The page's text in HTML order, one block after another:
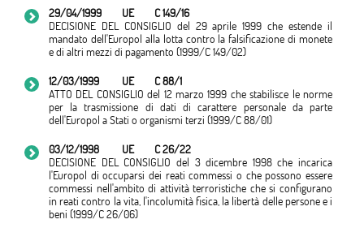
29/04/1999
UE
C 149/16
DECISIONE DEL CONSIGLIO del 29 aprile 1999 che estende il
mandato dell'Europol alla lotta contro la falsificazione di monete
e di altri mezzi di pagamento (1999/C 149/02)
12/03/1999
UE
C 88/1
ATTO DEL CONSIGLIO del 12 marzo 1999 che stabilisce le norme
per la trasmissione di dati di carattere personale da parte
dell'Europol a Stati o organismi terzi (1999/C 88/01)
03/12/1998
UE
C 26/22
DECISIONE DEL CONSIGLIO del 3 dicembre 1998 che incarica
l'Europol di occuparsi dei reati commessi o che possono essere
commessi nell'ambito di attività terroristiche che si configurano
in reati contro la vita, l'incolumità fisica, la libertà delle persone e i
beni (1999/C 26/06)